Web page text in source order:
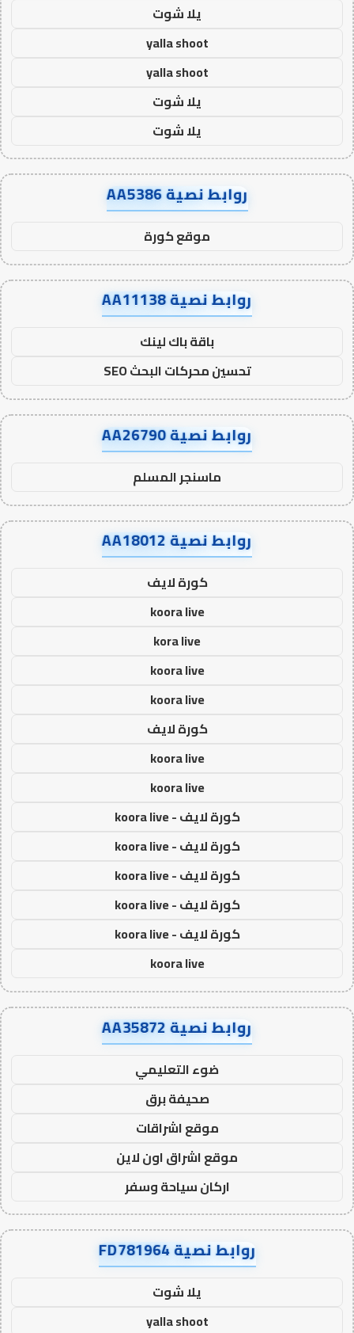
يلا شوت
yalla shoot
yalla shoot
يلا شوت
يلا شوت
روابط نصية AA5386
موقع كورة
روابط نصية AA11138
باقة باك لينك
تحسين محركات البحث SEO
روابط نصية AA26790
ماسنجر المسلم
روابط نصية AA18012
كورة لايف
koora live
kora live
koora live
koora live
كورة لايف
koora live
koora live
كورة لايف - koora live
كورة لايف - koora live
كورة لايف - koora live
كورة لايف - koora live
كورة لايف - koora live
koora live
روابط نصية AA35872
ضوء التعليمي
صحيفة برق
موقع اشراقات
موقع اشراق اون لاين
اركان سياحة وسفر
روابط نصية FD781964
يلا شوت
yalla shoot